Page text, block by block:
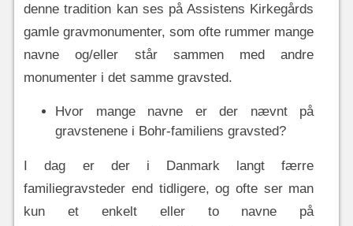
denne tradition kan ses på Assistens Kirkegårds
gamle gravmonumenter, som ofte rummer mange
navne og/eller står sammen med andre
monumenter i det samme gravsted.
Hvor mange navne er der nævnt på
gravstenene i Bohr-familiens gravsted?
I dag er der i Danmark langt færre
familiegravsteder end tidligere, og ofte ser man
kun et enkelt eller to navne på